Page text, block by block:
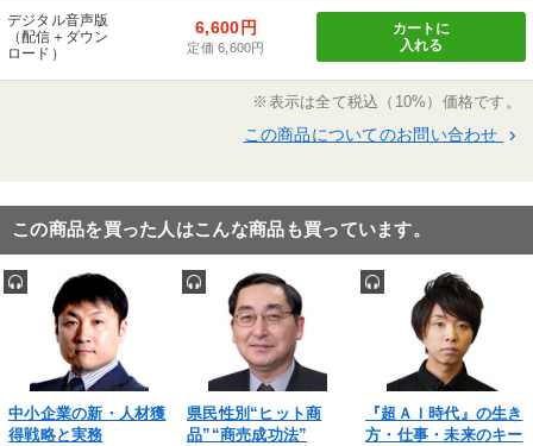
ア・パシフィック入社。苦戦を強いられていた東南
アジア・中国エリアの事業建て直しを担い、成功へ
と導く。経営企画部長兼海外事業統括部長として、
営業およびマーケティング分野の再構築に着手。
2014年1月には常務執行役員営業本部長に就任。
デジタル音声版
（配信＋ダウン
ロード）
6,600円
定価 6,600円
カートに
入れる
※表示は全て税込（10%）価格です。
この商品についてのお問い合わせ keyboard_arrow_right
この商品を買った人はこんな商品も買っています。
中小企業の新・人材獲
得戦略と実務
県民性別“ヒット商
品”“商売成功法”
『超ＡＩ時代』の生き
方・仕事・未来のキー